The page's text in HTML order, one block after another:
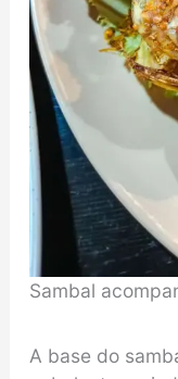
Sambal
A base do